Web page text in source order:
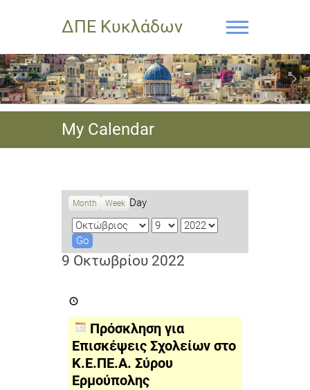
ΔΠΕ Κυκλάδων
My Calendar
Month Week Day
M
o
n
D
y
Y
a
9 Οκτωβρίου 2022
για
Σχολείων
στο
Κ.Ε.ΠΕ.Α.
Σύρου
Ερμούπολης
Πρόσκληση για
Επισκέψεις Σχολείων στο
Κ.Ε.ΠΕ.Α. Σύρου
Ερμούπολης